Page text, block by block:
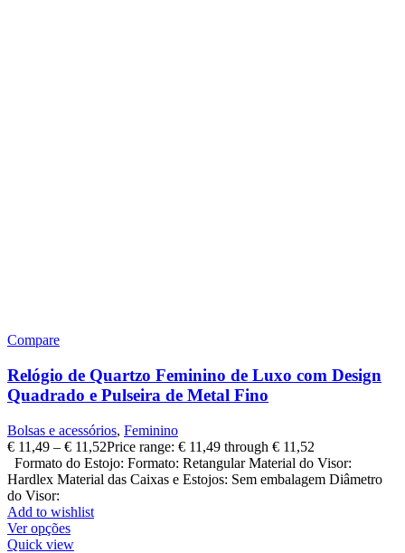
Compare
Relógio de Quartzo Feminino de Luxo com Design
Quadrado e Pulseira de Metal Fino
Bolsas e acessórios, Feminino
€ 11,49 – € 11,52Price range: € 11,49 through € 11,52
Formato do Estojo: Formato: Retangular Material do Visor:
Hardlex Material das Caixas e Estojos: Sem embalagem Diâmetro
do Visor:
Add to wishlist
Ver opções
Quick view